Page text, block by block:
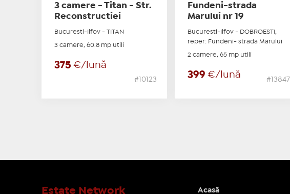
3 camere - Titan - Str.
Reconstructiei
Bucuresti-Ilfov - TITAN
3 camere, 60.8 mp utili
375 €/lună
#10123
Fundeni-strada
Marului nr 19
Bucuresti-Ilfov - DOBROESTI,
reper: Fundeni- strada Marului
2 camere, 65 mp utili
399€/lună
#13847
Estate Network Acasă